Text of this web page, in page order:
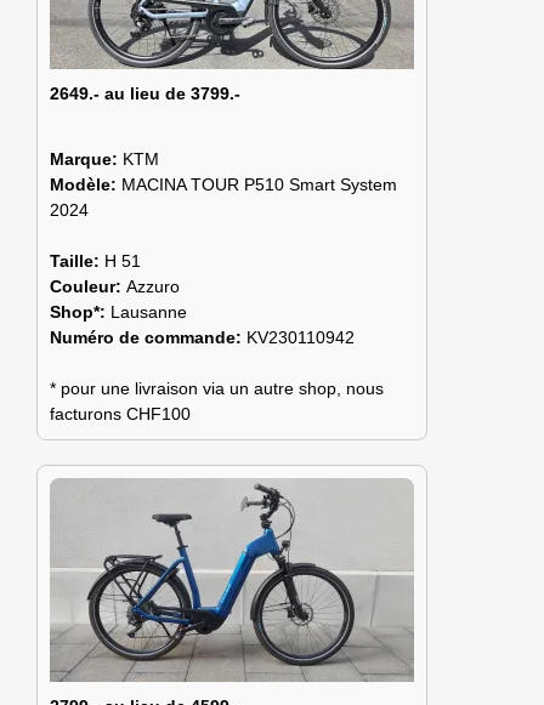
2649.- au lieu de 3799.-
Marque: KTM
Modèle: MACINA TOUR P510 Smart System
2024
Taille: H 51
Couleur: Azzuro
Shop*: Lausanne
Numéro de commande: KV230110942
* pour une livraison via un autre shop, nous
facturons CHF100